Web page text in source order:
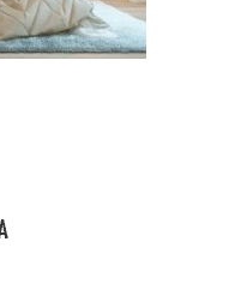
Атмосфера в спальне